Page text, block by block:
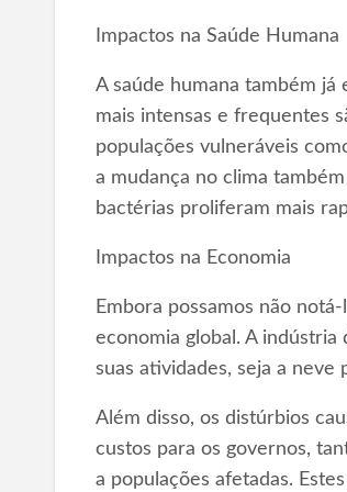
Impactos na Saúde Humana
A saúde humana também
mais intensas e frequentes
populações vulneráveis
a mudança no clima
bactérias proliferam mais
Impactos na Economia
Embora possamos não
economia global. A
suas atividades, seja a neve
Além disso, os distúrbios
custos para os governos,
a populações afetadas.